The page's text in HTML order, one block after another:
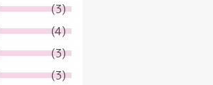
(3)
(4)
(3)
(3)